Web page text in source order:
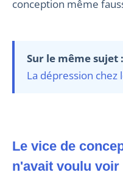
conception même
Sur le même sujet :
La dépression chez
Le vice de
n'avait voulu voir